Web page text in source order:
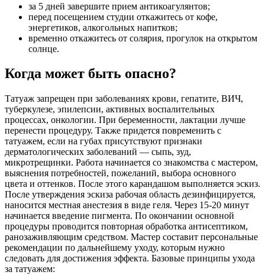
за 5 дней завершите прием антикоагулянтов;
перед посещением студии откажитесь от кофе,
энергетиков, алкогольных напитков;
временно откажитесь от солярия, прогулок на открытом
солнце.
Когда может быть опасно?
Татуаж запрещен при заболеваниях крови, гепатите, ВИЧ,
туберкулезе, эпилепсии, активных воспалительных
процессах, онкологии. При беременности, лактации лучше
перенести процедуру. Также придется повременить с
татуажем, если на губах присутствуют признаки
дерматологических заболеваний — сыпь, зуд,
микротрещинки. Работа начинается со знакомства с мастером,
выяснения потребностей, пожеланий, выбора основного
цвета и оттенков. После этого карандашом выполняется эскиз.
После утверждения эскиза рабочая область дезинфицируется,
наносится местная анестезия в виде геля. Через 15-20 минут
начинается введение пигмента. По окончании основной
процедуры проводится повторная обработка антисептиком,
ранозаживляющим средством. Мастер составит персональные
рекомендации по дальнейшему уходу, которым нужно
следовать для достижения эффекта. Базовые принципы ухода
за татуажем: